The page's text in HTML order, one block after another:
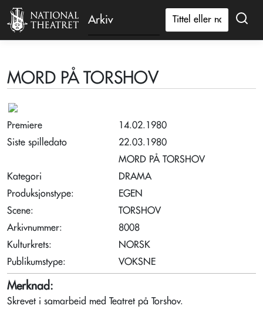
Arkiv
MORD PÅ TORSHOV
Premiere
14.02.1980
Siste spilledato
22.03.1980
MORD PÅ TORSHOV
Kategori
DRAMA
Produksjonstype:
EGEN
Scene:
TORSHOV
Arkivnummer:
8008
Kulturkrets:
NORSK
Publikumstype:
VOKSNE
Merknad:
Skrevet i samarbeid med Teatret på Torshov.